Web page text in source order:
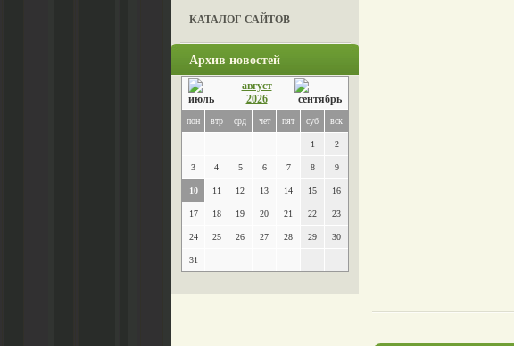
КАТАЛОГ САЙТОВ
Архив новостей
август
2026
пон втр срд чет пят суб вск
1 2
3 4 5 6 7 8 9
10 11 12 13 14 15 16
17 18 19 20 21 22 23
24 25 26 27 28 29 30
31